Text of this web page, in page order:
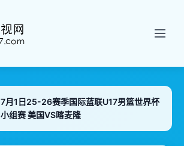
7月1日25-26赛季国际蓝联U17男篮世界杯
小组赛 美国VS喀麦隆